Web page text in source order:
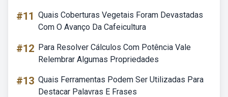
#11 Quais Coberturas Vegetais Foram Devastadas
Com O Avanço Da Cafeicultura
#12 Para Resolver Cálculos Com Potência Vale
Relembrar Algumas Propriedades
#13 Quais Ferramentas Podem Ser Utilizadas Para
Destacar Palavras E Frases